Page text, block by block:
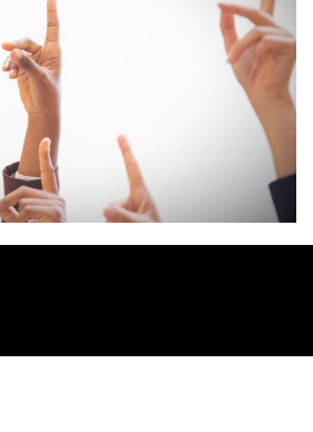
los más importantes activos